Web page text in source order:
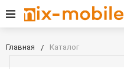
Главная Каталог